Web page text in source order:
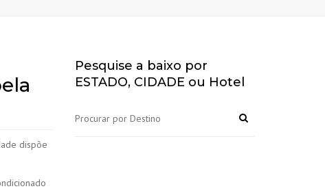
dispõe
Pesquise a baixo por
ESTADO, CIDADE ou Hotel